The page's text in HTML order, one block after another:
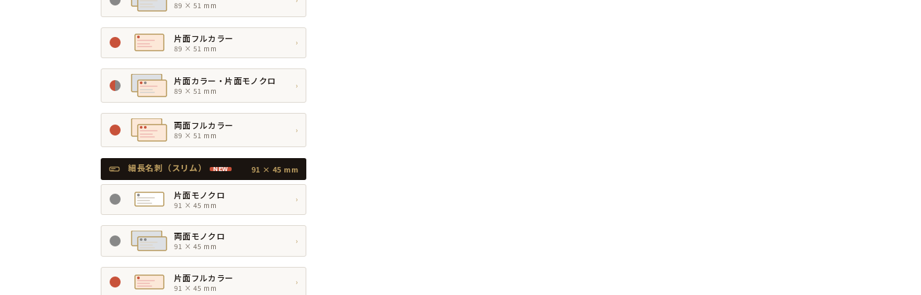
89 × 51 mm
片面フルカラー
89 × 51 mm
›
片面カラー・片面モノクロ
89 × 51 mm
›
両面フルカラー
89 × 51 mm
›
細長名刺（スリム） NEW 91 × 45 mm
片面モノクロ
91 × 45 mm
›
両面モノクロ
91 × 45 mm
›
片面フルカラー
91 × 45 mm
›